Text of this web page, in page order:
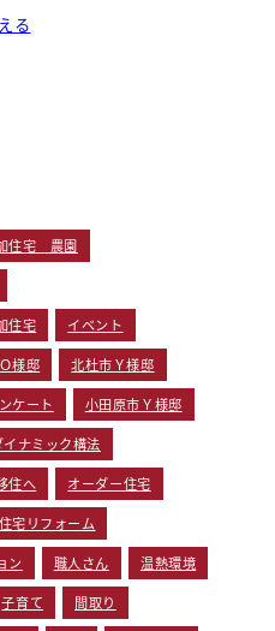
る
住宅 農園
住宅 イベント
様邸 北杜市Ｙ様邸
ケート 小田原市Ｙ様邸
イナミック構法
住へ オーダー住宅
宅リフォーム
ン 職人さん 温熱環境
子育て 間取り